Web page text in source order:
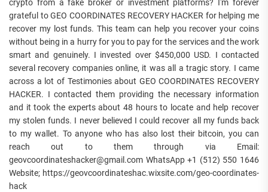
crypto from a fake broker or investment platforms? I'm forever
grateful to GEO COORDINATES RECOVERY HACKER for helping me
recover my lost funds. This team can help you recover your coins
without being in a hurry for you to pay for the services and the work
smart and genuinely. I invested over $450,000 USD. I contacted
several recovery companies online, it was all a tragic story. I came
across a lot of Testimonies about GEO COORDINATES RECOVERY
HACKER. I contacted them providing the necessary information
and it took the experts about 48 hours to locate and help recover
my stolen funds. I never believed I could recover all my funds back
to my wallet. To anyone who has also lost their bitcoin, you can
reach out to them through via Email:
geovcoordinateshacker@gmail.com WhatsApp +1 (512) 550 1646
Website; https://geovcoordinateshac.wixsite.com/geo-coordinates-
hack